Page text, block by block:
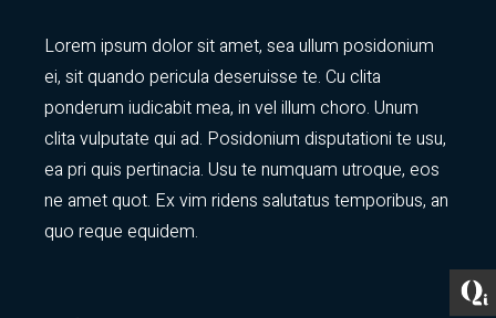
Lorem ipsum dolor sit amet, sea ullum posidonium
ei, sit quando pericula deseruisse te. Cu clita
ponderum iudicabit mea, in vel illum choro. Unum
clita vulputate qui ad. Posidonium disputationi te usu,
ea pri quis pertinacia. Usu te numquam utroque, eos
ne amet quot. Ex vim ridens salutatus temporibus, an
quo reque equidem.